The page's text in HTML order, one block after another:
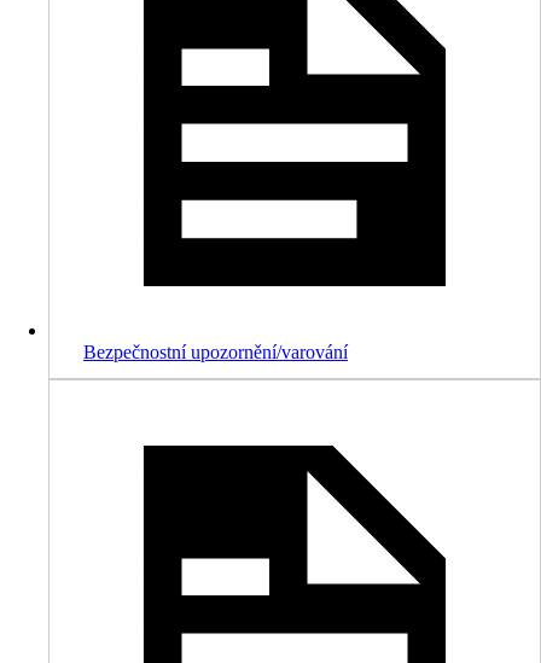
Bezpečnostní upozornění/varování